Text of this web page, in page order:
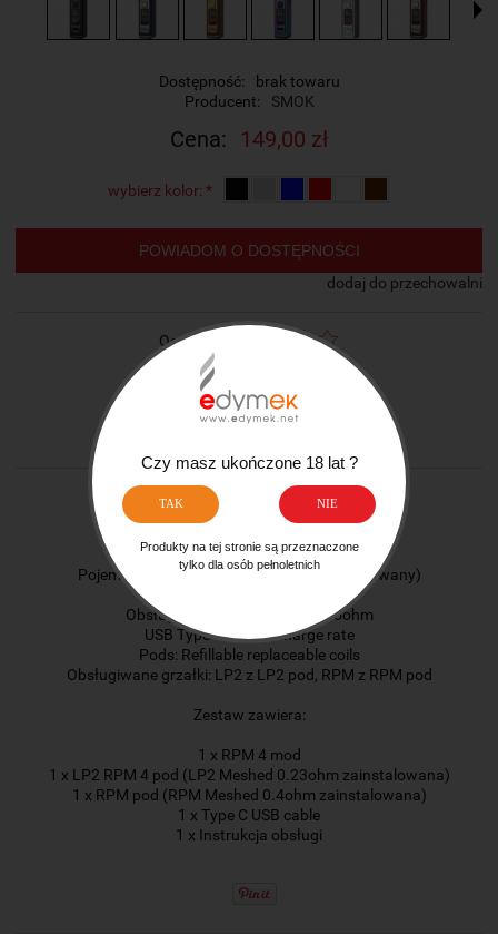
Dostępność:
brak towaru
Producent:
SMOK
Cena: 149,00 zł
wybierz kolor: *
POWIADOM O DOSTĘPNOŚCI
dodaj do przechowalni
Ocena:
zapytaj o produkt
poleć znajomemu
Specyfikacja:
Moc: 5-60W
Pojemność akumulatora: 1650mAh (wbudowany)
Obsługiwana oporność: 0.2-2.5ohm
USB Type C – 1.5A charge rate
Pods: Refillable replaceable coils
Obsługiwane grzałki: LP2 z LP2 pod, RPM z RPM pod
Zestaw zawiera:
1 x RPM 4 mod
1 x LP2 RPM 4 pod (LP2 Meshed 0.23ohm zainstalowana)
1 x RPM pod (RPM Meshed 0.4ohm zainstalowana)
1 x Type C USB cable
1 x Instrukcja obsługi
Czy masz ukończone 18 lat ?
TAK NIE
Produkty na tej stronie są przeznaczone
tylko dla osób pełnoletnich